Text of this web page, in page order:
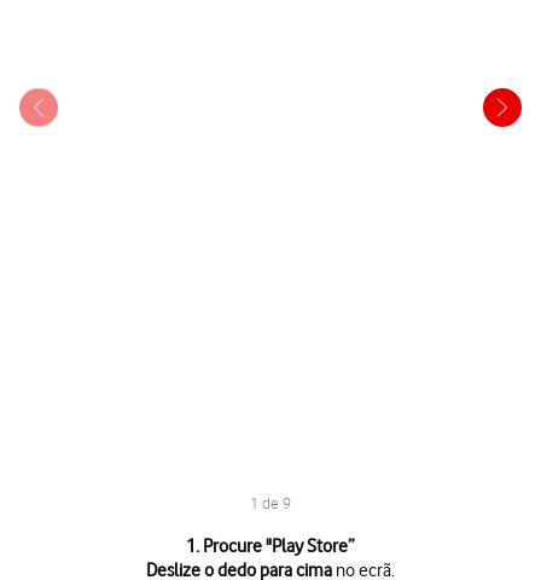
1 de 9
1. Procure "Play Store”
Deslize o dedo para cima no ecrã.